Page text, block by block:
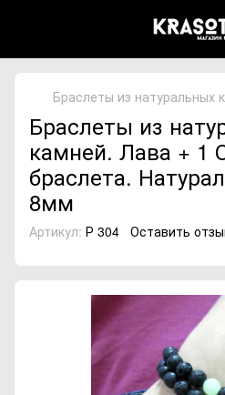
Браслеты из натуральных
Браслеты из
камней. Лава + 1
браслета.
8мм
Артикул: Р 304 Оставить